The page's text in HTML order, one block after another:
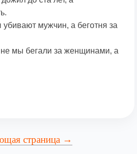
мужчин, а беготня за
мы бегали за женщинами, а
страница →